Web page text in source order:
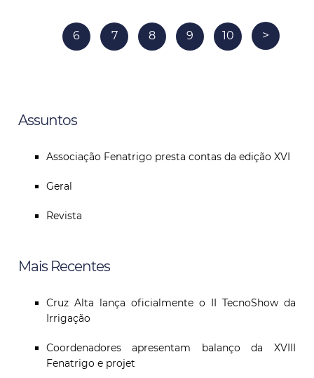
6 7 8 9 10 >
Assuntos
Associação Fenatrigo presta contas da edição XVI
Geral
Revista
Mais Recentes
Cruz Alta lança oficialmente o II TecnoShow da
Irrigação
Coordenadores apresentam balanço da XVIII
Fenatrigo e projet